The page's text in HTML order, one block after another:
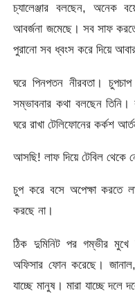
চ্যালেঞ্জার বলছেন, অনেক
আবর্জনা জমেছে। সব সাফ করতে
পুরানো সব ধ্বংস করে দিয়ে
ঘরে পিনপতন নীরবতা।
সম্ভাবনার কথা বলছেন
ঘরে রাখা টেলিফোনের কর্কশ
আসছি! লাফ দিয়ে টেবিল থেকে
চুপ করে বসে অপেক্ষা করতে
করছে না।
ঠিক দুমিনিট পর গম্ভীর মুখে
অফিসার ফোন করেছে।
যাচ্ছে মানুষ। মারা যাচ্ছে